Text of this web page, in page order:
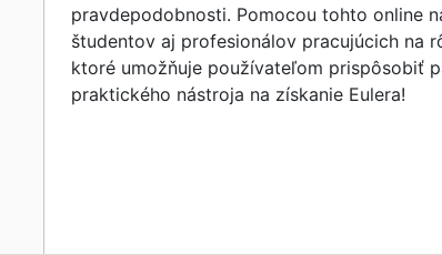
pravdepodobnosti. Pomocou tohto online
študentov aj profesionálov pracujúcich na
ktoré umožňuje používateľom prispôsobiť
praktického nástroja na získanie Eulera!